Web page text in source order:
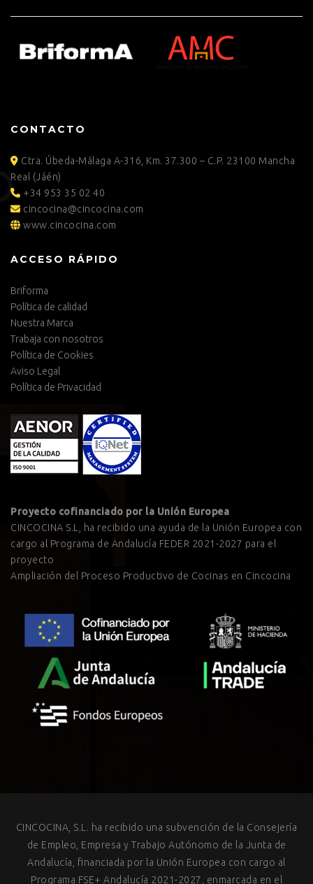
CONTACTO
Ctra. Úbeda-Málaga A-316, Km. 37.300 – C.P. 23100 Mancha
Real (Jáén)
+34 953 35 02 40
cincocina@cincocina.com
www.cincocina.com
ACCESO RÁPIDO
Briforma
Política de calidad
Nuestra Marca
Trabaja con nosotros
Política de Cookies
Aviso Legal
Política de Privacidad
Proyecto cofinanciado por la Unión Europea
CINCOCINA S.L, ha recibido una ayuda de la Unión Europea con
cargo al Programa de Andalucía FEDER 2021-2027 para el
proyecto
Ampliación del Proceso Productivo de Cocinas en Cincocina
CINCOCINA, S.L. ha recibido una subvención de la Consejería
de Empleo, Empresa y Trabajo Autónomo de la Junta de
Andalucía, financiada por la Unión Europea con cargo al
Programa FSE+ Andalucía 2021-2027, enmarcada en el